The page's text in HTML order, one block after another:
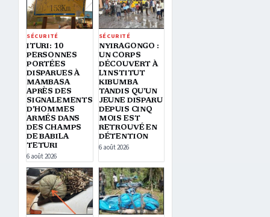
SÉCURITÉ
ITURI: 10
PERSONNES
PORTÉES
DISPARUES À
MAMBASA
APRÈS DES
SIGNALEMENTS
D’HOMMES
ARMÉS DANS
DES CHAMPS
DE BABILA
TETURI
6 août 2026
SÉCURITÉ
NYIRAGONGO :
UN CORPS
DÉCOUVERT À
L’INSTITUT
KIBUMBA
TANDIS QU’UN
JEUNE DISPARU
DEPUIS CINQ
MOIS EST
RETROUVÉ EN
DÉTENTION
6 août 2026